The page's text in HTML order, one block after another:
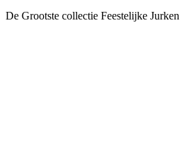
De Grootste collectie Feestelijke Jurken